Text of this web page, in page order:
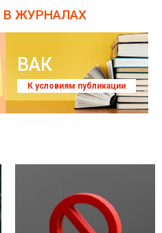
В ЖУРНАЛАХ
ВАК
К условиям публикации